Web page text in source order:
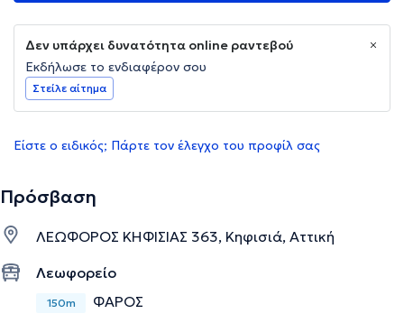
Δεν υπάρχει δυνατότητα online ραντεβού
Εκδήλωσε το ενδιαφέρον σου
Στείλε αίτημα
Είστε ο ειδικός; Πάρτε τον έλεγχο του προφίλ σας
Πρόσβαση
ΛΕΩΦΟΡΟΣ ΚΗΦΙΣΙΑΣ 363, Κηφισιά, Αττική
Λεωφορείο
150m ΦΑΡΟΣ